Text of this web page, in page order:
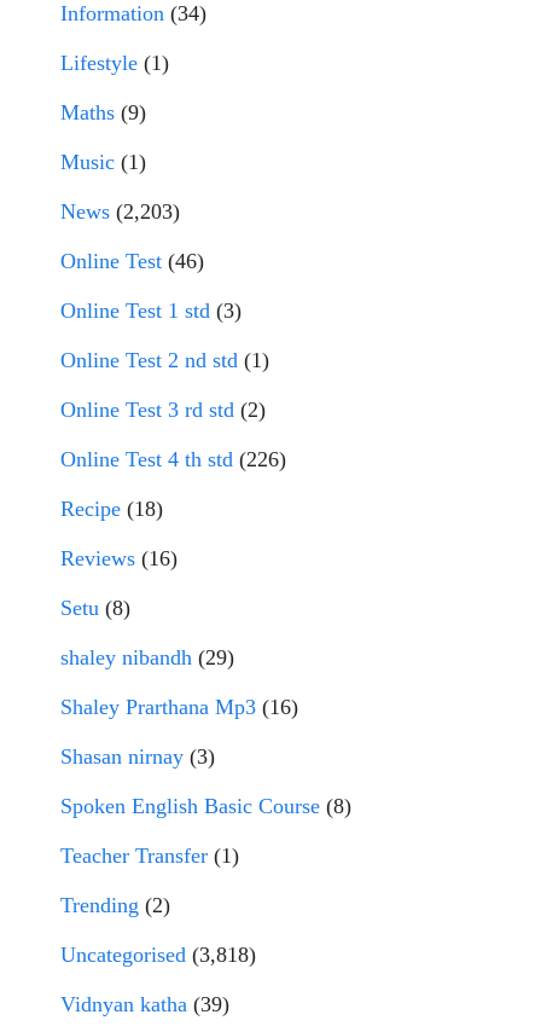
Information (34)
Lifestyle (1)
Maths (9)
Music (1)
News (2,203)
Online Test (46)
Online Test 1 std (3)
Online Test 2 nd std (1)
Online Test 3 rd std (2)
Online Test 4 th std (226)
Recipe (18)
Reviews (16)
Setu (8)
shaley nibandh (29)
Shaley Prarthana Mp3 (16)
Shasan nirnay (3)
Spoken English Basic Course (8)
Teacher Transfer (1)
Trending (2)
Uncategorised (3,818)
Vidnyan katha (39)